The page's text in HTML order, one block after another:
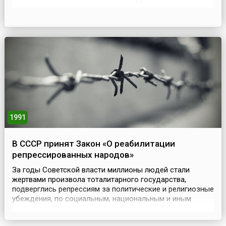
произошел мощный хим...
1991
В СССР принят Закон «О реабилитации
репрессированных народов»
За годы Советской власти миллионы людей стали
жертвами произвола тоталитарного государства,
подверглись репрессиям за политические и религиозные
убеждения, по социальным, национальным и иным
РФ, жертвами политических репрессий в Советском